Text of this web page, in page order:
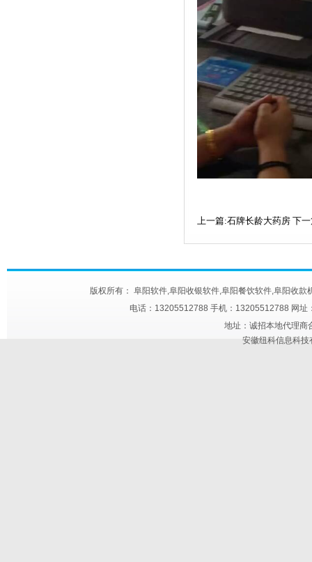
上一篇:石牌长龄大药房 下
版权所有： 阜阳软件,阜阳收银软件,阜阳餐饮软件,阜阳收
电话：13205512788 手机：13205512788 网址
地址：诚招本地代理商
安徽纽科信息科